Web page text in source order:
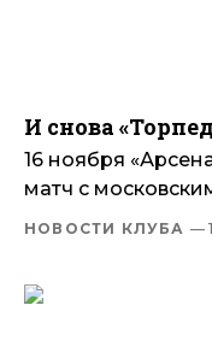
И снова
16 ноября
матч с
НОВОСТИ КЛУБА —